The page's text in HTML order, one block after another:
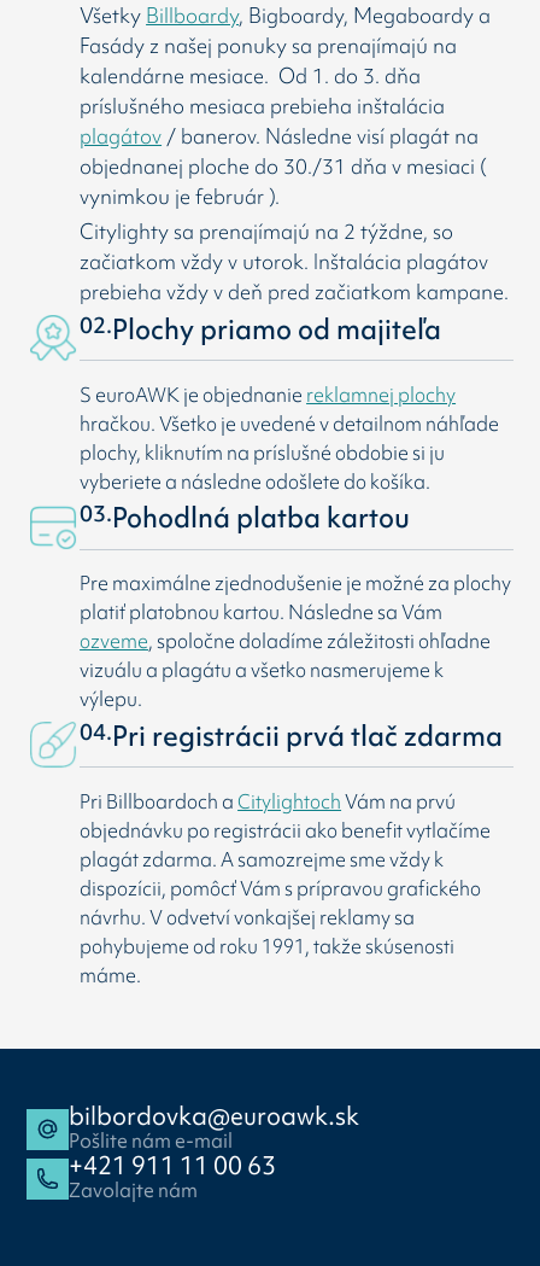
Všetky Billboardy, Bigboardy, Megaboardy a
Fasády z našej ponuky sa prenajímajú na
kalendárne mesiace. Od 1. do 3. dňa
príslušného mesiaca prebieha inštalácia
plagátov / banerov. Následne visí plagát na
objednanej ploche do 30./31 dňa v mesiaci (
vynimkou je február ).
Citylighty sa prenajímajú na 2 týždne, so
začiatkom vždy v utorok. Inštalácia plagátov
prebieha vždy v deň pred začiatkom kampane.
02.Plochy priamo od majiteľa
S euroAWK je objednanie reklamnej plochy
hračkou. Všetko je uvedené v detailnom náhľade
plochy, kliknutím na príslušné obdobie si ju
vyberiete a následne odošlete do košíka.
03.Pohodlná platba kartou
Pre maximálne zjednodušenie je možné za plochy
platiť platobnou kartou. Následne sa Vám
ozveme, spoločne doladíme záležitosti ohľadne
vizuálu a plagátu a všetko nasmerujeme k
výlepu.
04.Pri registrácii prvá tlač zdarma
Pri Billboardoch aCitylightochVám na prvú
objednávku po registrácii ako benefit vytlačíme
plagát zdarma. A samozrejme sme vždy k
dispozícii, pomôcť Vám s prípravou grafického
návrhu. V odvetví vonkajšej reklamy sa
pohybujeme od roku 1991, takže skúsenosti
máme.
bilbordovka@euroawk.sk
Pošlite nám e-mail
+421 911 11 00 63
Zavolajte nám